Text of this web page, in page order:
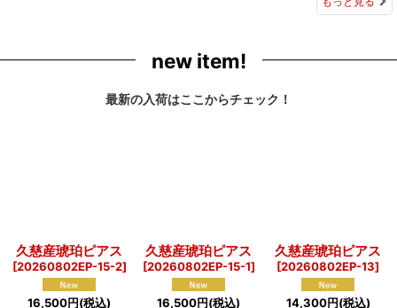
new item!
最新の入荷はここからチェック！
久慈産琥珀ピアス
[20260802EP-15-2]
16,500円(税込)
久慈産琥珀ピアス
[20260802EP-15-1]
16,500円(税込)
久慈産琥珀ピアス
[20260802EP-13]
14,300円(税込)